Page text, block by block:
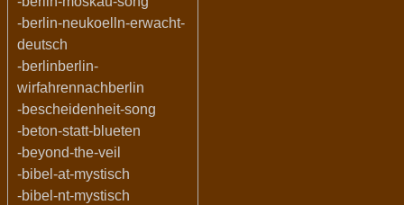
-berlin-neukoelln-erwacht-
deutsch
-berlinberlin-
wirfahrennachberlin
-bescheidenheit-song
-beton-statt-blueten
-beyond-the-veil
-bibel-at-mystisch
-bibel-nt-mystisch